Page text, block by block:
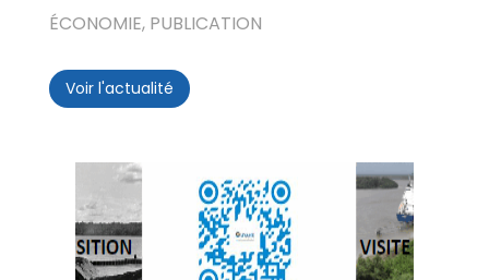
ÉCONOMIE, PUBLICATION
Voir l'actualité Impact économique du GPM-Guyane